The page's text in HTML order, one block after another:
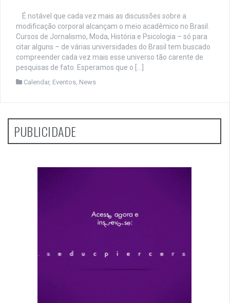
É notável que cada vez mais as discussões sobre a
modificação corporal alcançam o meio acadêmico no Brasil.
Cursos de Jornalismo, Moda, História e Psicologia – só para
citar alguns – de várias universidades do Brasil tem buscado
compreender cada vez mais esse universo tão carente de
pesquisas de fato. Esperamos que o […]
Calendar, Eventos News
PUBLICIDADE